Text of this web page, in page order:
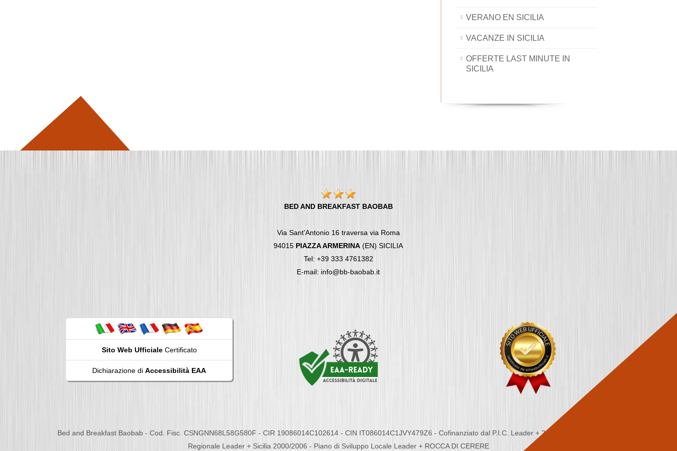
VERANO EN SICILIA
VACANZE IN SICILIA
OFFERTE LAST MINUTE IN
SICILIA
BED AND BREAKFAST BAOBAB
Via Sant'Antonio 16 traversa via Roma
94015 PIAZZA ARMERINA (EN) SICILIA
Tel: +39 333 4761382
E-mail: info@bb-baobab.it
Sito Web UfficialeCertificato
Dichiarazione di Accessibilità EAA
Bed and Breakfast Baobab - Cod. Fisc. CSNGNN68L58G580F - CIR 19086014C102614 - CIN IT086014C1JVY479Z6 - Cofinanziato dal P.I.C. Leader + 2000/2006 - Programma
Regionale Leader + Sicilia 2000/2006 - Piano di Sviluppo Locale Leader + ROCCA DI CERERE